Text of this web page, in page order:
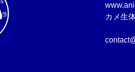
カメ生
販